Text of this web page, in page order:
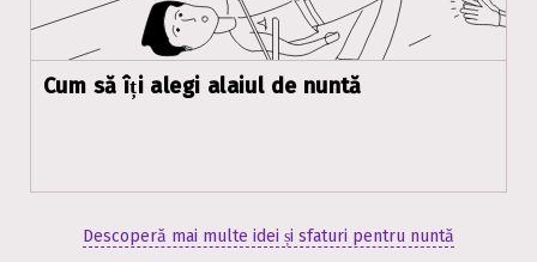
Cum să îți alegi alaiul de nuntă
Descoperă mai multe idei și sfaturi pentru nuntă